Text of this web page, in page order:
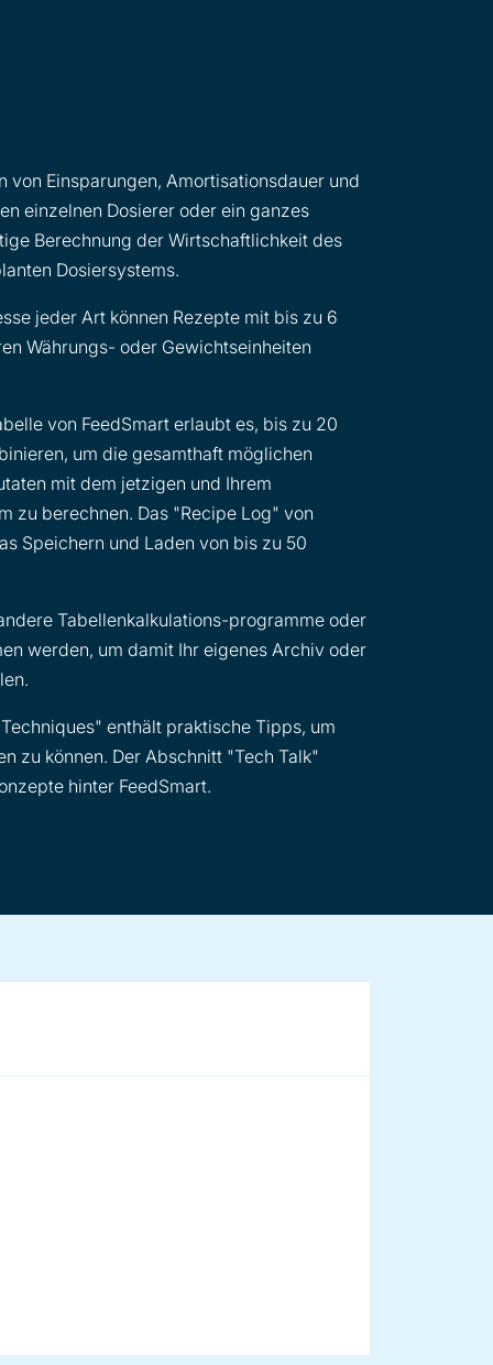
von Einsparungen, Amortisationsdauer und
einzelnen Dosierer oder ein ganzes
Berechnung der Wirtschaftlichkeit des
Dosiersystems.
jeder Art können Rezepte mit bis zu 6
Währungs- oder Gewichtseinheiten
von FeedSmart erlaubt es, bis zu 20
um die gesamthaft möglichen
mit dem jetzigen und Ihrem
zu berechnen. Das "Recipe Log" von
Speichern und Laden von bis zu 50
Tabellenkalkulations-programme oder
werden, um damit Ihr eigenes Archiv oder
enthält praktische Tipps, um
zu können. Der Abschnitt "Tech Talk"
hinter FeedSmart.